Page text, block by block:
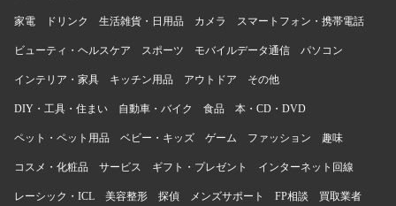
家電 ドリンク 生活雑貨・日用品 カメラ スマートフォン・携帯電話
ビューティ・ヘルスケア スポーツ モバイルデータ通信 パソコン
インテリア・家具 キッチン用品 アウトドア その他
DIY・工具・住まい 自動車・バイク 食品 本・CD・DVD
ペット・ペット用品 ベビー・キッズ ゲーム ファッション 趣味
コスメ・化粧品 サービス ギフト・プレゼント インターネット回線
レーシック・ICL 美容整形 探偵 メンズサポート FP相談 買取業者